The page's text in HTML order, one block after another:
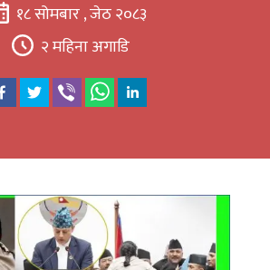
१८ सोमबार , जेठ २०८३
२ महिना अगाडि